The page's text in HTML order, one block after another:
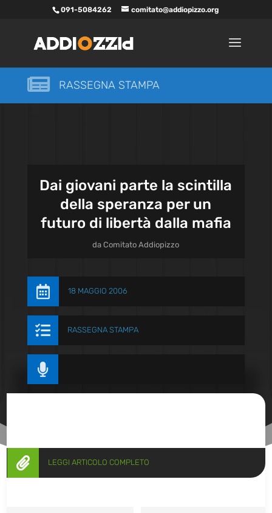
091-5084262 comitato@addiopizzo.org
 RASSEGNA STAMPA
Dai giovani parte la scintilla
della speranza per un
futuro di libertà dalla mafia
daComitato Addiopizzo
 18 MAGGIO 2006
 RASSEGNA STAMPA

 LEGGI ARTICOLO COMPLETO